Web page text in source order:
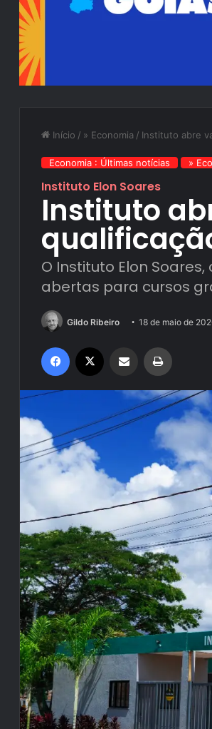
Início / » Economia / Instituto abre
Economia : Últimas notícias »
Instituto Elon Soares
Instituto
O Instituto Elon
abertas para cursos
Gildo Ribeiro 18 de maio de